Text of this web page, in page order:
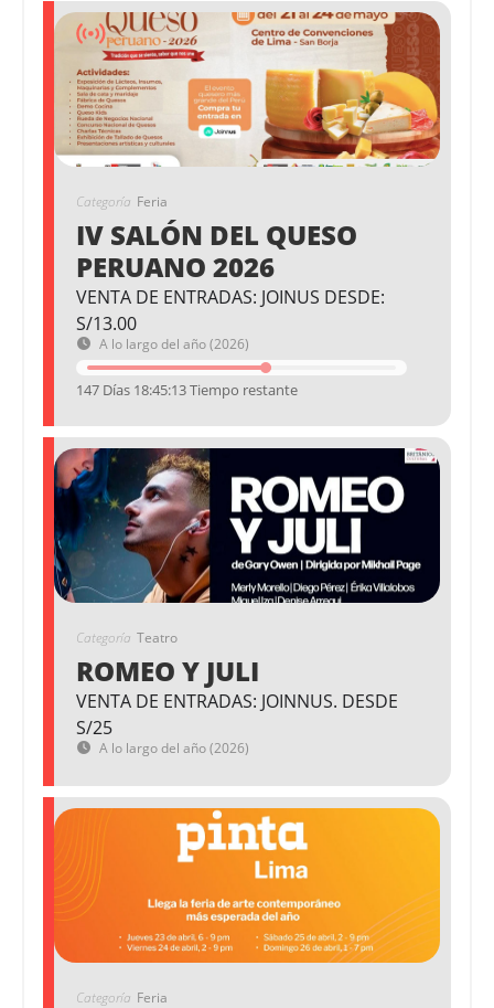
Categoría Feria
IV SALÓN DEL QUESO
PERUANO 2026
VENTA DE ENTRADAS: JOINUS DESDE:
S/13.00
A lo largo del año (2026)
147 Días 18:45:12 Tiempo restante
Categoría Teatro
ROMEO Y JULI
VENTA DE ENTRADAS: JOINNUS. DESDE
S/25
A lo largo del año (2026)
Categoría Feria